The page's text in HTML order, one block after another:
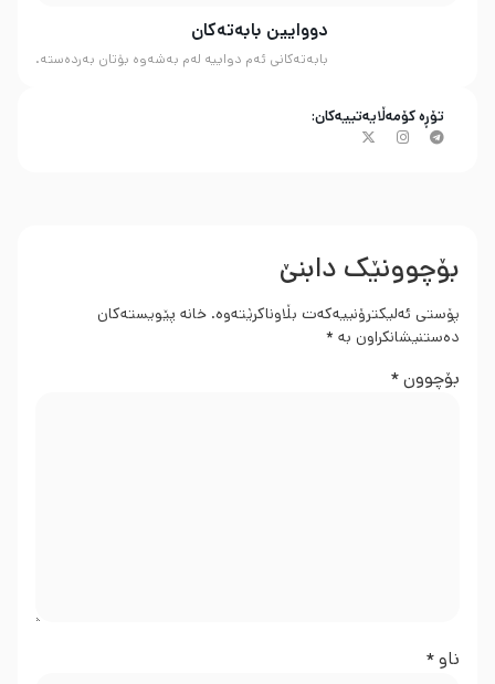
دووایین بابەتەکان
بابەتەکانی ئەم دواییە لەم بەشەوە بۆتان بەردەستە.
تۆڕە کۆمەڵایەتییەکان:
بۆچوونێک دابنێ
پۆستی ئەلیکترۆنییەکەت بڵاوناکرێتەوە. خانە پێویستەکان
دەستنیشانکراون بە *
بۆچوون*
ناو*